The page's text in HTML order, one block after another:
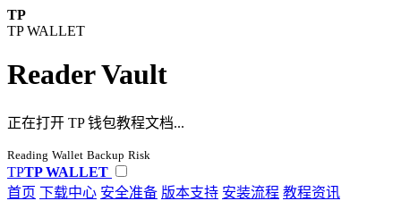
TP
TP WALLET
Reader Vault
正在打开 TP 钱包教程文档...
Reading Wallet Backup Risk
TPTP WALLET
首页 下载中心 安全准备 版本支持 安装流程 教程资讯